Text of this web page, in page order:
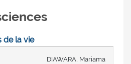
de la vie
DIAWARA, Mariama